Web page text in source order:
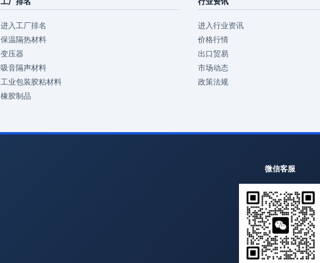
进入工厂排名
保温隔热材料
变压器
吸音隔声材料
工业包装胶粘材料
橡胶制品
进入行业资讯
价格行情
出口贸易
市场动态
政策法规
微信客服